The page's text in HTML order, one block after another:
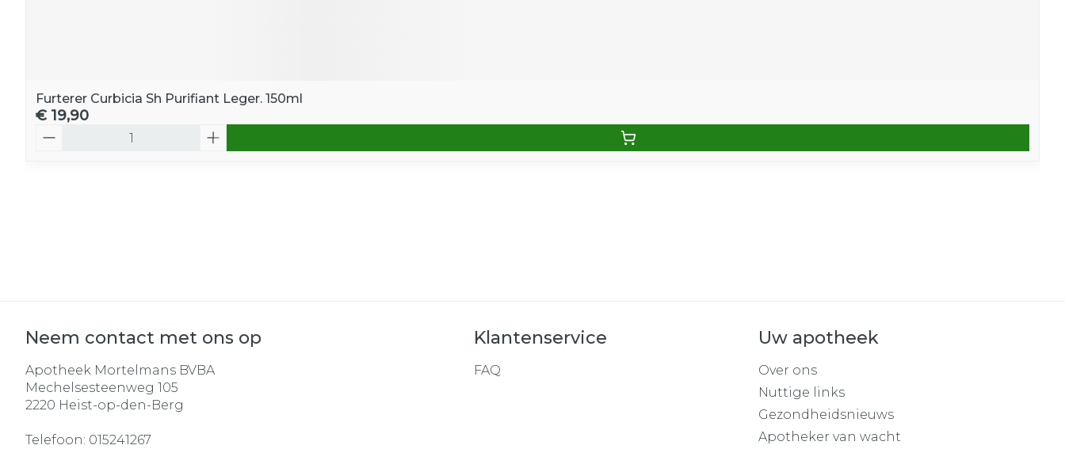
Furterer Curbicia Sh Purifiant Leger. 150ml
€ 19,90
Neem contact met ons op
Apotheek Mortelmans BVBA
Mechelsesteenweg 105
2220 Heist-op-den-Berg
Telefoon: 015241267
Klantenservice
FAQ
Uw apotheek
Over ons
Nuttige links
Gezondheidsnieuws
Apotheker van wacht